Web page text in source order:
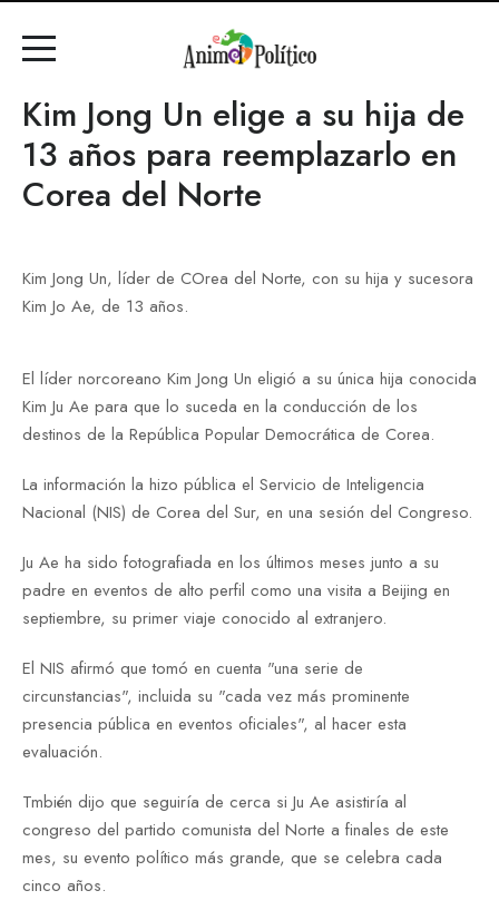
Kim Jong Un elige a su hija de
13 años para reemplazarlo en
Corea del Norte
Kim Jong Un, líder de COrea del Norte, con su hija y sucesora
Kim Jo Ae, de 13 años.
El líder norcoreano Kim Jong Un eligió a su única hija conocida
Kim Ju Ae para que lo suceda en la conducción de los
destinos de la República Popular Democrática de Corea.
La información la hizo pública el Servicio de Inteligencia
Nacional (NIS) de Corea del Sur, en una sesión del Congreso.
Ju Ae ha sido fotografiada en los últimos meses junto a su
padre en eventos de alto perfil como una visita a Beijing en
septiembre, su primer viaje conocido al extranjero.
El NIS afirmó que tomó en cuenta "una serie de
circunstancias", incluida su "cada vez más prominente
presencia pública en eventos oficiales", al hacer esta
evaluación.
Tmbién dijo que seguiría de cerca si Ju Ae asistiría al
congreso del partido comunista del Norte a finales de este
mes, su evento político más grande, que se celebra cada
cinco años.